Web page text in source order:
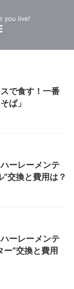
you live!
で食す！一番
ば」
ーレーメンテ
交換と費用は？
ーレーメンテ
”交換と費用